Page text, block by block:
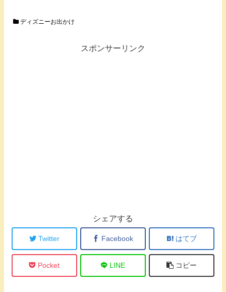
ディズニーお出かけ
スポンサーリンク
シェアする
Twitter Facebook はてブ
Pocket LINE コピー